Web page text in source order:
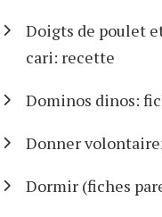
Doigts de poulet
cari: recette
Dominos dinos:
Donner
Dormir (fiches